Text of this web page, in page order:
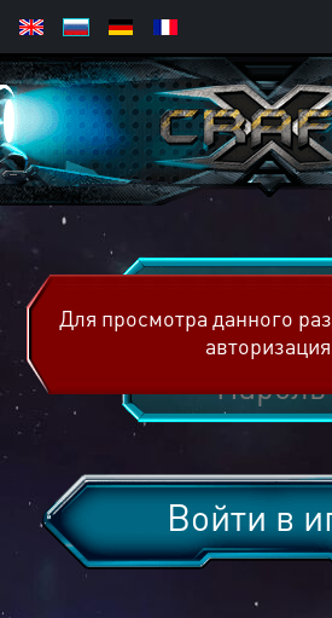
Войти в
Для просмотра данного